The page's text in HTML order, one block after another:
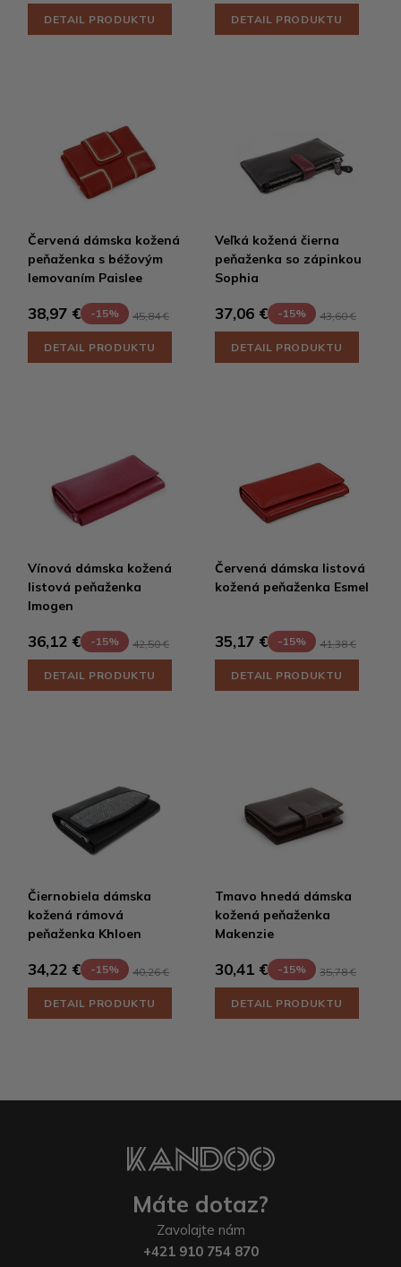
DETAIL PRODUKTU DETAIL PRODUKTU
Červená dámska kožená
peňaženka s béžovým
lemovaním Paislee
38,97 € -15% 45,84 €
DETAIL PRODUKTU
Veľká kožená čierna
peňaženka so zápinkou
Sophia
37,06 € -15% 43,60 €
DETAIL PRODUKTU
Vínová dámska kožená
listová peňaženka
Imogen
36,12 € -15% 42,50 €
DETAIL PRODUKTU
Červená dámska listová
kožená peňaženka Esmel
35,17 € -15% 41,38 €
DETAIL PRODUKTU
Čiernobiela dámska
kožená rámová
peňaženka Khloen
34,22 € -15% 40,26 €
DETAIL PRODUKTU
Tmavo hnedá dámska
kožená peňaženka
Makenzie
30,41 € -15% 35,78 €
DETAIL PRODUKTU
Máte dotaz?
Zavolajte nám
+421 910 754 870